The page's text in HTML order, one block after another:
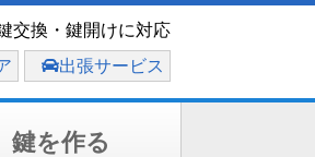
交換・鍵開けに対応
出張サービス
鍵を作る